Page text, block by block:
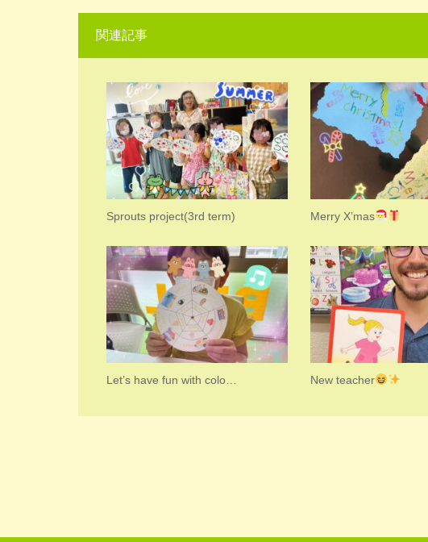
関連記事
Sprouts project(3rd term) Merry X’mas
Let’s have fun with colo… New teacher